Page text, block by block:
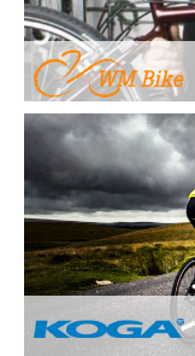
Nach Ihren
einzigartige Räder
sind. Deswegen
Sicherheit
Komponenten
...